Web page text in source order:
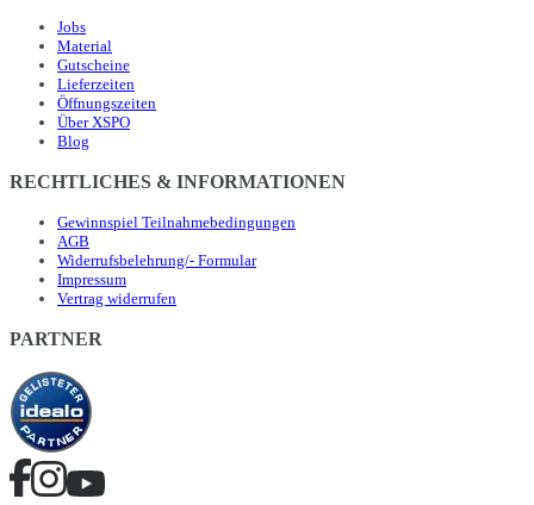
Jobs
Material
Gutscheine
Lieferzeiten
Öffnungszeiten
Über XSPO
Blog
RECHTLICHES & INFORMATIONEN
Gewinnspiel Teilnahmebedingungen
AGB
Widerrufsbelehrung/- Formular
Impressum
Vertrag widerrufen
PARTNER